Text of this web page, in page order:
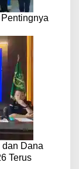
Dana
Terus